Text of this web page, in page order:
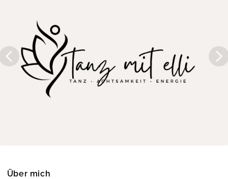
Das war so wundervoll! Du warst so wundervoll!
Wir sind voller Dankbarkeit und sind heute noch
am Schweben.
Deep House - DAYO Special
Regine,
Über mich